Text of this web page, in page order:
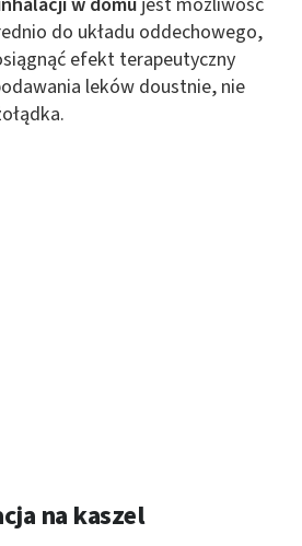
do układu oddechowego,
efekt terapeutyczny
leków doustnie, nie
na kaszel